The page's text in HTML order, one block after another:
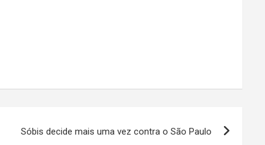
Sóbis decide mais uma vez contra o São Paulo